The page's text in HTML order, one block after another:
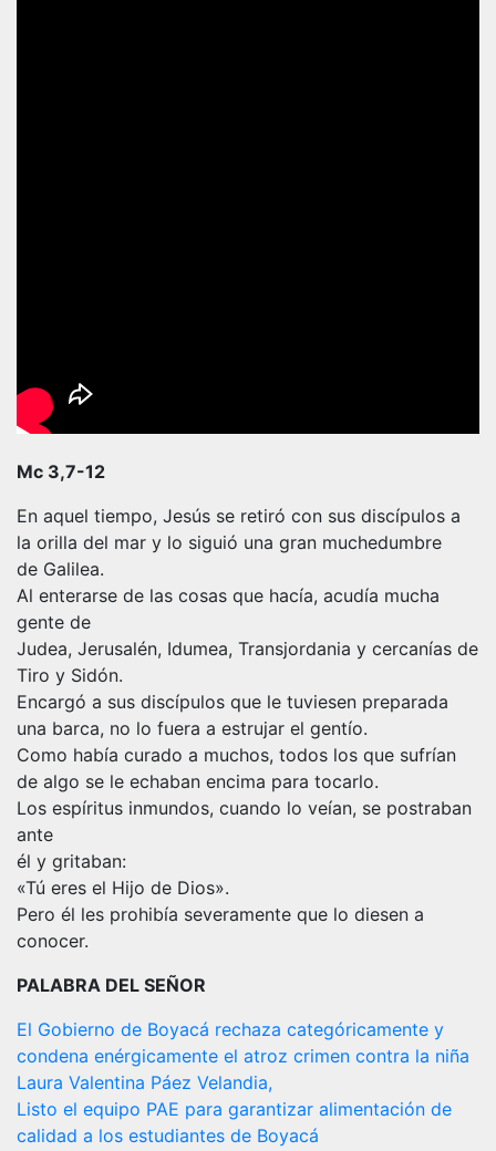
Mc 3,7-12
En aquel tiempo, Jesús se retiró con sus discípulos a
la orilla del mar y lo siguió una gran muchedumbre
de Galilea.
Al enterarse de las cosas que hacía, acudía mucha
gente de
Judea, Jerusalén, Idumea, Transjordania y cercanías de
Tiro y Sidón.
Encargó a sus discípulos que le tuviesen preparada
una barca, no lo fuera a estrujar el gentío.
Como había curado a muchos, todos los que sufrían
de algo se le echaban encima para tocarlo.
Los espíritus inmundos, cuando lo veían, se postraban
ante
él y gritaban:
«Tú eres el Hijo de Dios».
Pero él les prohibía severamente que lo diesen a
conocer.
PALABRA DEL SEÑOR
Navegación
de
entradas
El Gobierno de Boyacá rechaza categóricamente y
condena enérgicamente el atroz crimen contra la niña
Laura Valentina Páez Velandia,
Listo el equipo PAE para garantizar alimentación de
calidad a los estudiantes de Boyacá